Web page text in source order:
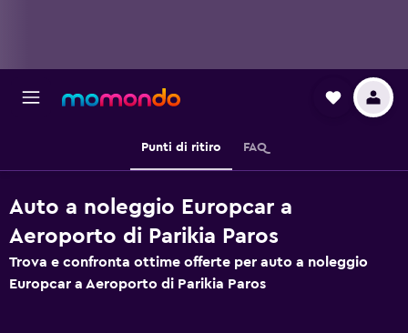
Punti di ritiro FAQ
Auto a noleggio Europcar a
Aeroporto di Parikia Paros
Trova e confronta ottime offerte per auto a noleggio
Europcar a Aeroporto di Parikia Paros